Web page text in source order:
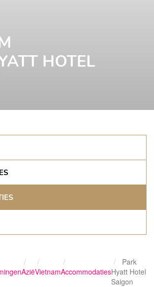
HOTEL
AziëVietnamAccommodaties
Park
Hyatt Hotel
Saigon